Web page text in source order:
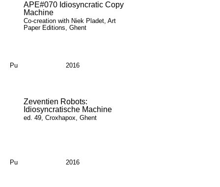
APE#070 Idiosyncratic Copy
Machine
Co-creation with Niek Pladet, Art
Paper Editions, Ghent
Pu 2016
Zeventien Robots:
Idiosyncratische Machine
ed. 49, Croxhapox, Ghent
Pu 2016